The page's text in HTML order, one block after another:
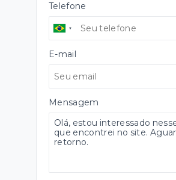
Telefone
E-mail
Mensagem